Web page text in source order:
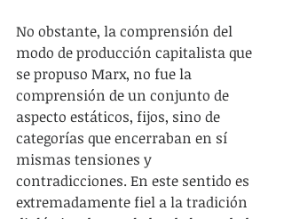
No obstante, la comprensión del
modo de producción capitalista que
se propuso Marx, no fue la
comprensión de un conjunto de
aspecto estáticos, fijos, sino de
categorías que encerraban en sí
mismas tensiones y
contradicciones. En este sentido es
extremadamente fiel a la tradición